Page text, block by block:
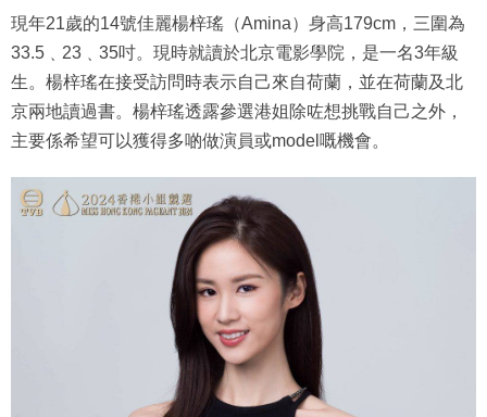
現年21歲的14號佳麗楊梓瑤（Amina）身高179cm，三圍為
33.5﹑23﹑35吋。現時就讀於北京電影學院，是一名3年級
生。楊梓瑤在接受訪問時表示自己來自荷蘭，並在荷蘭及北
京兩地讀過書。楊梓瑤透露參選港姐除咗想挑戰自己之外，
主要係希望可以獲得多啲做演員或model嘅機會。